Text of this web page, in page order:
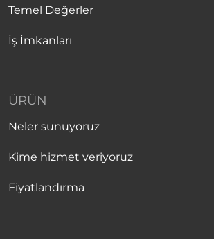
Temel Değerler
İş İmkanları
ÜRÜN
Neler sunuyoruz
Kime hizmet veriyoruz
Fiyatlandırma